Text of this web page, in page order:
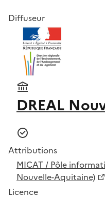
Diffuseur
DREAL
Attributions
MICAT / Pôle
Nouvelle-Aquitaine)
Licence